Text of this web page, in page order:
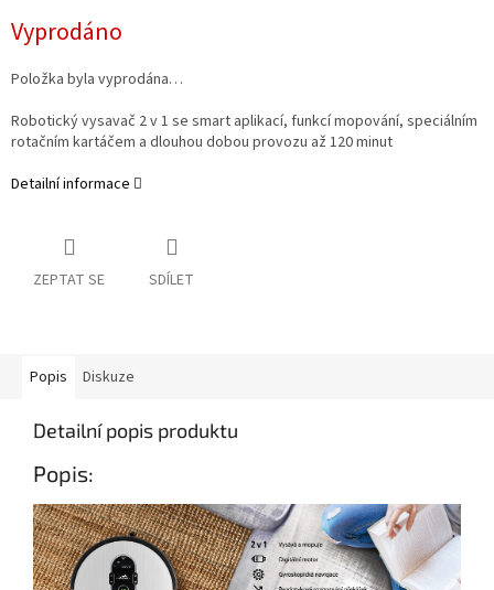
cena:
Vyprodáno
Položka byla vyprodána…
Robotický vysavač 2 v 1 se smart aplikací, funkcí mopování, speciálním
rotačním kartáčem a dlouhou dobou provozu až 120 minut
Detailní informace
ZEPTAT SE SDÍLET
Popis Diskuze
Detailní popis produktu
Popis: